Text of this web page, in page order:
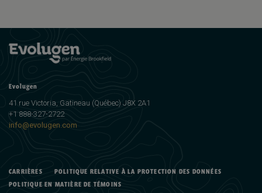
Evolugen
41 rue Victoria, Gatineau (Québec) J8X 2A1
+1 888-327-2722
info@evolugen.com
CARRIÈRES
POLITIQUE RELATIVE À LA PROTECTION DES DONNÉES
POLITIQUE EN MATIÈRE DE TÉMOINS